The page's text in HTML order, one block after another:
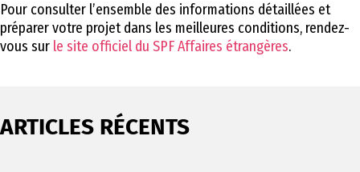
Pour consulter l’ensemble des informations détaillées et
préparer votre projet dans les meilleures conditions, rendez-
vous sur le site officiel du SPF Affaires étrangères.
ARTICLES RÉCENTS